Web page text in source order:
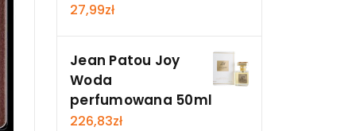
27,99zł
Jean Patou Joy
Woda
perfumowana 50ml
226,83zł